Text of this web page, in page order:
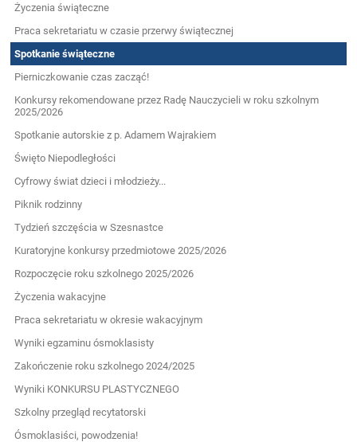
Życzenia świąteczne
Praca sekretariatu w czasie przerwy świątecznej
Spotkanie świąteczne
Pierniczkowanie czas zacząć!
Konkursy rekomendowane przez Radę Nauczycieli w roku szkolnym
2025/2026
Spotkanie autorskie z p. Adamem Wajrakiem
Święto Niepodległości
Cyfrowy świat dzieci i młodzieży...
Piknik rodzinny
Tydzień szczęścia w Szesnastce
Kuratoryjne konkursy przedmiotowe 2025/2026
Rozpoczęcie roku szkolnego 2025/2026
Życzenia wakacyjne
Praca sekretariatu w okresie wakacyjnym
Wyniki egzaminu ósmoklasisty
Zakończenie roku szkolnego 2024/2025
Wyniki KONKURSU PLASTYCZNEGO
Szkolny przegląd recytatorski
Ósmoklasiści, powodzenia!